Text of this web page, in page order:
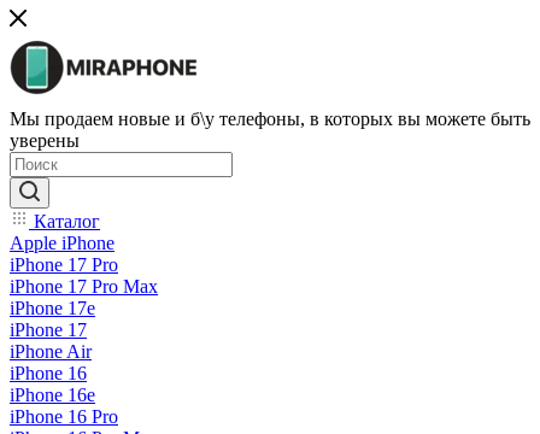
Мы продаем новые и б\у телефоны, в которых вы можете быть
уверены
Каталог
Apple iPhone
iPhone 17 Pro
iPhone 17 Pro Max
iPhone 17e
iPhone 17
iPhone Air
iPhone 16
iPhone 16e
iPhone 16 Pro